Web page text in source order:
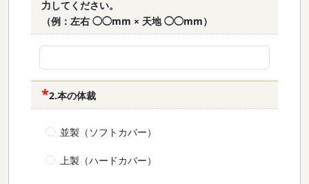
力してください。
（例：左右 ◯◯mm × 天地 ◯◯mm）
2.本の体裁
並製（ソフトカバー）
上製（ハードカバー）